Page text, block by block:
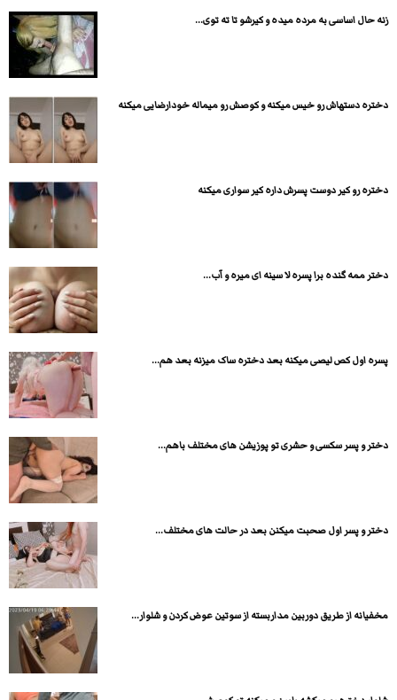
زنه حال اساسی به مرده میده و کیرشو تا ته توی...
دختره دستهاش رو خیس میکنه و کوصش رو میماله خودارضایی میکنه
دختره رو کیر دوست پسرش داره کیر سواری میکنه
دختر ممه گنده برا پسره لا سینه ای میره و آب...
پسره اول کص لیصی میکنه بعد دختره ساک میزنه بعد هم...
دختر و پسر سکسی و حشری تو پوزیشن های مختلف باهم...
دختر و پسر اول صحبت میکنن بعد در حالت های مختلف...
مخفیانه از طریق دوربین مداربسته از سوتین عوض کردن و شلوار...